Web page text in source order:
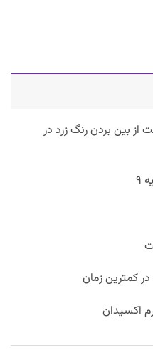
بین بردن رنگ زرد در
۹
کمترین زمان
اکسیدان